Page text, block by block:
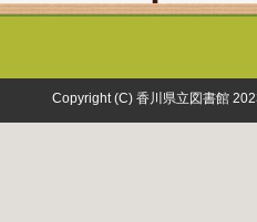
Copyright (C) 香川県立図書館